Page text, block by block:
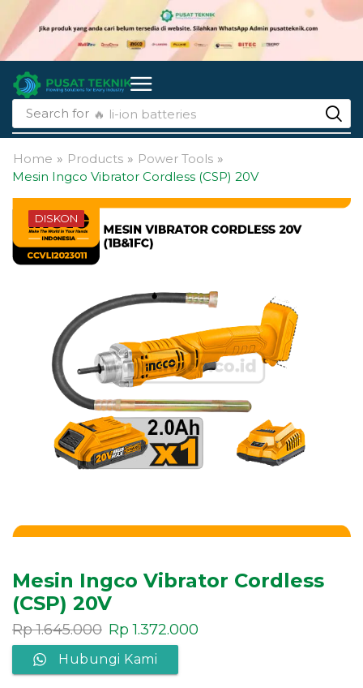
Search for 🔥 li-ion batteries
Home » Products » Power Tools »
Mesin Ingco Vibrator Cordless (CSP) 20V
DISKON
Mesin Ingco Vibrator Cordless
(CSP) 20V
Rp1.645.000 Rp 1.372.000
Hubungi Kami